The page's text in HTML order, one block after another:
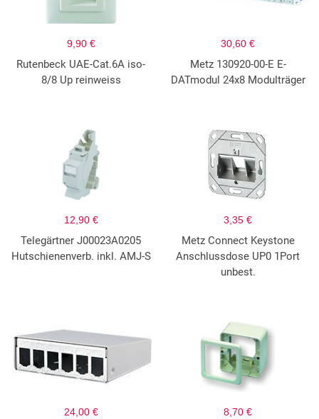
9,90 €
Rutenbeck UAE-Cat.6A iso-
8/8 Up reinweiss
30,60 €
Metz 130920-00-E E-
DATmodul 24x8 Modulträger
12,90 €
Telegärtner J00023A0205
Hutschienenverb. inkl. AMJ-S
3,35 €
Metz Connect Keystone
Anschlussdose UP0 1Port
unbest.
24,00 € 8,70 €